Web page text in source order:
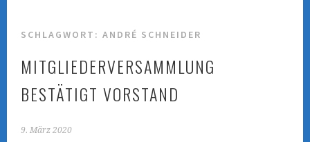
SCHLAGWORT:ANDRÉ SCHNEIDER
MITGLIEDERVERSAMMLUNG
BESTÄTIGT VORSTAND
9. März 2020